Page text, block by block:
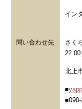
イン
問い合わせ先
さく
22:00
北上
■
■090-